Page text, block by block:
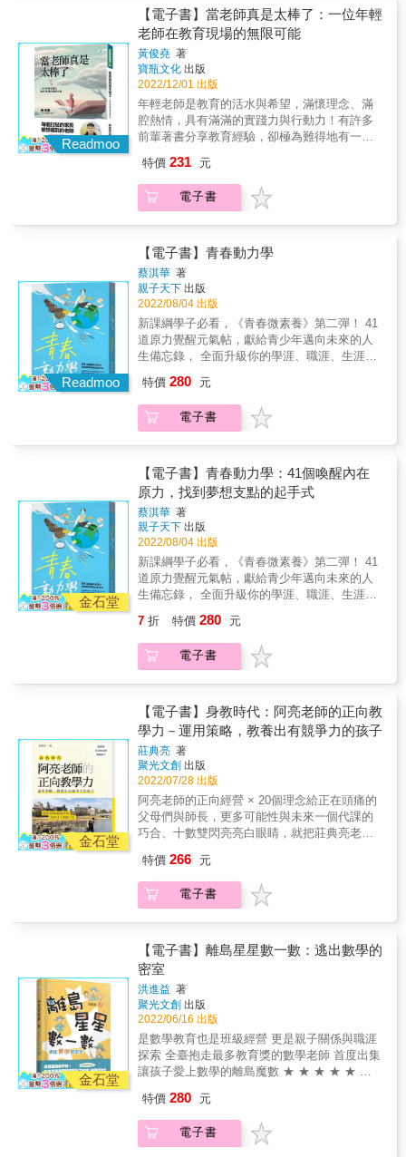
特、更自主的存在個體 黃光文老師累積超過二
十年的教學經驗， 陪伴同學一起在生活中，一
起看見數學的語言，從數學裡探索人生哲學。
讓不擅長數學考科的人，也能體會如何運用數
學思維， 抓住切入問題的嶄新視角， 為人生闖
出更獨特的定義！ ↗人生的一切困擾，數學都
會給你答案！ 數學是一種精煉的語言； 人生的
困惑，它都能提供解方。 再給數學一次機會
吧！ 這次就讓光文老師帶領你： 拆解定理符
號，跳脫思考框架， 從生活裡體會數學思維，
在數學中洞見生命課題，用嶄新視角定義人
生。
直覺盲點， 直球對決我們日常的大小困惑， 無
論是家庭、人際、情感或學涯規劃的挑戰， 都
能找到相對應的數學原理，從中發現指引。 ↗
數學，將生活的挑戰化繁為簡 一直努力，真的
有用嗎？ 「好的開始是成功的一半」，這句話
是真的嗎？ 想要增加好運，該怎麼辦呢？ 數學
告訴我們，做事不是靠努力就會有成果， 必須
找到對的「方向」，並決定做事的先後「順
起一開始就立下雄心壯志， 不如直接朝短程目
標邁開第一步，就能更快地實現更宏遠的夢
想。 數學還告訴我們，想要增加好運， 最可靠
的方式就是把握當下， 才有辦法從中製造許多
出現好運的機會。 ↗數學，幫助我們成為更獨
特、更自主的存在個體 黃光文老師累積超過二
十年的教學經驗， 陪伴同學一起在生活中，一
起看見數學的語言，從數學裡探索人生哲學。
讓不擅長數學考科的人，也能體會如何運用數
學思維， 抓住切入問題的嶄新視角， 為人生闖
出更獨特的定義！ ↗人生的一切困擾，數學都
會給你答案！ 數學是一種精煉的語言； 人生的
困惑，它都能提供解方。 再給數學一次機會
吧！ 這次就讓光文老師帶領你： 拆解定理符
在數學中洞見生命課題，用嶄新視角定義人
生。
樣， 讓我教的孩子們，相信自己能找尋到發光
的舞台。 這就是我最重要的教育信念與初衷。
人生第一回班親會的前一晚，我苦思著該怎麼
讓家長信任第一次帶班的我。煩惱到最後，突
然領悟了，或許解答不應該在我身上，因為
「孩子」才是解答！ 我要讓孩子們知道，在教
室中，有一位願意傾聽、願意支持、願意陪他
們一起想辦法的大人在。 我要始終帶著這股菜
鳥般的熱情，成為不斷給學生們愛與溫暖的大
人。 我是黃俊堯，一位國小老師，請多多指
般的孩子們── 原本認定「我們就是爛」的班
級，漸漸長出自尊； 全班嫌惡一個同學的心態
轉變了，開始學習體諒。 年輕的創意加活力，
生幸福的老師！ ●喚醒孩子的「同理心」 觀察
到班上有個學生遭全班排擠，他告訴全班：
「你們不用當他的朋友，但可以用對同學的方
式和他相處，讓他長大後回想起來會說：『我
們班對我很好，他們把我當同學。』」 即使無
法喜歡一個人，但至少可以包容與體貼。 ●為
孩子準備「傾聽」的耳朵 僅遇見四次、情緒狀
子失控時，他聽見烈焰下的憂懼與無助，靜靜
地陪在身旁，說：「老師是來幫你的。」 被老
師溫柔地對待，是每一個孩子的渴望。 ●給孩
子與眾不同的「陪伴」 他為中年級孩子舉行了
道別除了難過、不捨，更有一種深刻動人的豐
美。 他跟六年級學生比賽期中考，卻慘敗而遭
恥笑！但比起老師的面子，他更在乎的是啟動
了孩子的「學習動機」。 資歷六年的國小老師
黃俊堯坦率地分享教學現場的挑戰，以及身為
老師無與倫比的感動。 他用小孩的純摯心靈親
近學生，擦淨他們蒙塵的亮點。初為人師的天
真爛漫，也正是令人感到希望滿懷、最應珍視
的教育初衷。 無力的困惑與挫折、被激怒而險
些理智斷線、心慌不安的自我質疑，當然都
棒了呀！」 本書特色： ●年輕老師是教育的活
水與希望，滿懷理念、滿腔熱情，具有滿滿的
實踐力與行動力！有許多前輩著書分享教育經
師，分享他在教育現場面臨的難題與應對方
法，家長、年輕老師及想望成為老師的讀者有
所借鏡。 ●近四萬次網路分享的〈他是我同
學〉一文，喚醒孩子的同理心，並直視教育現
場最難處理的霸凌問題。（原文請見：
https://reurl.cc/AOVWDQ） ●書中故事的人物
及背景皆經過修改。
Readmoo
【電子書】當老師真是太棒了：一位年輕
老師在教育現場的無限可能
黃俊堯 著
寶瓶文化 出版
2022/12/01 出版
年輕老師是教育的活水與希望，滿懷理念、滿
腔熱情，具有滿滿的實踐力與行動力！有許多
前輩著書分享教育經驗，卻極為難得地有一位
臨的難題與應對方法，家長、年輕老師及想望
成為老師的讀者有所借鏡。 ((( 每個打結的家長
都想遇到的老師。 ))) 每個孩子都在等待一位懂
樣， 讓我教的孩子們，相信自己能找尋到發光
的舞台。 這就是我最重要的教育信念與初衷。
人生第一回班親會的前一晚，我苦思著該怎麼
讓家長信任第一次帶班的我。煩惱到最後，突
然領悟了，或許解答不應該在我身上，因為
「孩子」才是解答！ 我要讓孩子們知道，在教
室中，有一位願意傾聽、願意支持、願意陪他
們一起想辦法的大人在。 我要始終帶著這股菜
鳥般的熱情，成為不斷給學生們愛與溫暖的大
教！  一位帶班經驗如白紙的老師，遇上白紙
般的孩子們── 原本認定「我們就是爛」的班
級，漸漸長出自尊； 全班嫌惡一個同學的心態
用心實踐「因材施教」， 他的夢想是成為讓學
生幸福的老師！ ●喚醒孩子的「同理心」 觀察
到班上有個學生遭全班排擠，他告訴全班：
「你們不用當他的朋友，但可以用對同學的方
式和他相處，讓他長大後回想起來會說：『我
們班對我很好，他們把我當同學。』」 即使無
法喜歡一個人，但至少可以包容與體貼。 ●為
孩子準備「傾聽」的耳朵 僅遇見四次、情緒狀
子失控時，他聽見烈焰下的憂懼與無助，靜靜
地陪在身旁，說：「老師是來幫你的。」 被老
師溫柔地對待，是每一個孩子的渴望。 ●給孩
子與眾不同的「陪伴」 他為中年級孩子舉行了
道別除了難過、不捨，更有一種深刻動人的豐
美。 他跟六年級學生比賽期中考，卻慘敗而遭
恥笑！但比起老師的面子，他更在乎的是啟動
了孩子的「學習動機」。 資歷六年的國小老師
黃俊堯坦率地分享教學現場的挑戰，以及身為
老師無與倫比的感動。 他用小孩的純摯心靈親
近學生，擦淨他們蒙塵的亮點。初為人師的天
真爛漫，也正是令人感到希望滿懷、最應珍視
的教育初衷。 無力的困惑與挫折、被激怒而險
些理智斷線、心慌不安的自我質疑，當然都
有。但他仍時時喜悅地高喊：「當老師真是太
棒了呀！」 本書特色： ●年輕老師是教育的活
水與希望，滿懷理念、滿腔熱情，具有滿滿的
實踐力與行動力！有許多前輩著書分享教育經
師，分享他在教育現場面臨的難題與應對方
法，家長、年輕老師及想望成為老師的讀者有
所借鏡。 ●近四萬次網路分享的〈他是我同
學〉一文，喚醒孩子的同理心，並直視教育現
場最難處理的霸凌問題。（原文請見：
https://reurl.cc/AOVWDQ） ●書中故事的人物
及背景皆經過修改。
特價 231 元
電子書
Readmoo
【電子書】青春動力學
蔡淇華 著
親子天下 出版
2022/08/04 出版
新課綱學子必看，《青春微素養》第二彈！ 41
道原力覺醒元氣帖，獻給青少年邁向未來的人
生備忘錄， 全面升級你的學涯、職涯、生涯，
的時代，你知道「網紅力」也可以是「學習歷
程檔案」的一環嗎？ 在疫情影響全世界，線上
上課成為學校日常，你擁有「遠距力」的六個
何借鏡艾森豪法則，推升並實現「夢想
力」？⋯⋯ & 台中市惠文高中圖書館主人，青
少年的生命導師蔡淇華主任， 沒有光鮮亮麗的
學歷加持，大學畢業後曾在工廠、商業界歷
練， 從社會走進校園的淇華老師，早已在他的
課堂與社團中，落實了跨域素養學習， & 累積
三十餘年教學現場的體悟與經驗，具體回應大
環境不斷拋出的各種挑戰， 繼《青春微素養：
36個通往更理想自己的基本功》引發廣大迴響
後， 再次歸納出鼓舞人心的41道內在原力， 邀
引擎，讓夢想不再遙遠！ & 喚醒內在原力，找
到夢想支點 & 面對愈趨激烈的全球化競爭，21
世紀最需要的就是有「具備系統觀」與「掌握
浪潮， 其實淇華老師早在二十年前，就開始帶
著學生進行社會參與， 十餘年就透過校刊，模
擬聯合國等社團，陪伴學生踏入探究實作的世
界， 引導青年學子跳出成績的單一視角， 以生
活情境為圓周，終身學習為圓心， 一步步落實
「自主行動、溝通互動、社會參與」為核心素
養的課綱藍圖。 & 透過淇華老師一篇又一篇寓
意深遠的故事， 我們看到在他不怕說真話的循
力， 回扣新課綱自發、互動，共好的原點核
想勇敢前行的最佳陪伴之書！
特價 280 元
電子書
金石堂
【電子書】青春動力學：41個喚醒內在
原力，找到夢想支點的起手式
蔡淇華 著
親子天下 出版
2022/08/04 出版
新課綱學子必看，《青春微素養》第二彈！ 41
道原力覺醒元氣帖，獻給青少年邁向未來的人
生備忘錄， 全面升級你的學涯、職涯、生涯，
的時代，你知道「網紅力」也可以是「學習歷
程檔案」的一環嗎？ 在疫情影響全世界，線上
上課成為學校日常，你擁有「遠距力」的六個
何借鏡艾森豪法則，推升並實現「夢想
力」？⋯⋯ & 台中市惠文高中圖書館主人，青
少年的生命導師蔡淇華主任， 沒有光鮮亮麗的
學歷加持，大學畢業後曾在工廠、商業界歷
練， 從社會走進校園的淇華老師，早已在他的
課堂與社團中，落實了跨域素養學習， & 累積
三十餘年教學現場的體悟與經驗，具體回應大
環境不斷拋出的各種挑戰， 繼《青春微素養：
36個通往更理想自己的基本功》引發廣大迴響
後， 再次歸納出鼓舞人心的41道內在原力， 邀
引擎，讓夢想不再遙遠！ & 喚醒內在原力，找
到夢想支點 & 面對愈趨激烈的全球化競爭，21
世紀最需要的就是有「具備系統觀」與「掌握
浪潮， 其實淇華老師早在二十年前，就開始帶
著學生進行社會參與， 十餘年就透過校刊，模
擬聯合國等社團，陪伴學生踏入探究實作的世
界， 引導青年學子跳出成績的單一視角， 以生
活情境為圓周，終身學習為圓心， 一步步落實
「自主行動、溝通互動、社會參與」為核心素
養的課綱藍圖。 & 透過淇華老師一篇又一篇寓
意深遠的故事， 我們看到在他不怕說真話的循
力， 回扣新課綱自發、互動，共好的原點核
想勇敢前行的最佳陪伴之書！
7 折 特價 280 元
電子書
金石堂
【電子書】身教時代：阿亮老師的正向教
學力－運用策略，教養出有競爭力的孩子
莊典亮 著
聚光文創 出版
2022/07/28 出版
阿亮老師的正向經營 × 20個理念給正在頭痛的
父母們與師長，更多可能性與未來一個代課的
巧合、十數雙閃亮亮白眼睛，就把莊典亮老師
教養外甥們的「超級虎舅」，在陪伴孩子們一
起成長時，總是堅定目標、先緊後鬆、循循善
誘，找到適合對待他們的方式。
特價 266 元
電子書
金石堂
【電子書】離島星星數一數：逃出數學的
密室
洪進益 著
聚光文創 出版
2022/06/16 出版
是數學教育也是班級經營 更是親子關係與職涯
探索 全臺抱走最多教育獎的數學老師 首度出集
讓孩子愛上數學的離島魔數 ★ ★ ★ ★ ★ ★
★ ★ 別讓孩子從討厭數學的學生，變成害怕數
學的大人 期中考是密室逃脫，期末考玩戶外尋
寶， 在小益老師的班上，開學時最討厭數學的
特價 280 元
電子書